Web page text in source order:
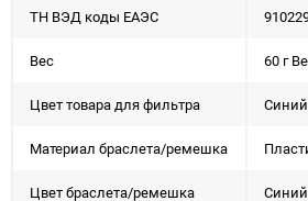
ТН ВЭД коды ЕАЭС
Вес 60 г
Цвет товара для фильтра Синий
Материал браслета/ремешка
Цвет браслета/ремешка Синий